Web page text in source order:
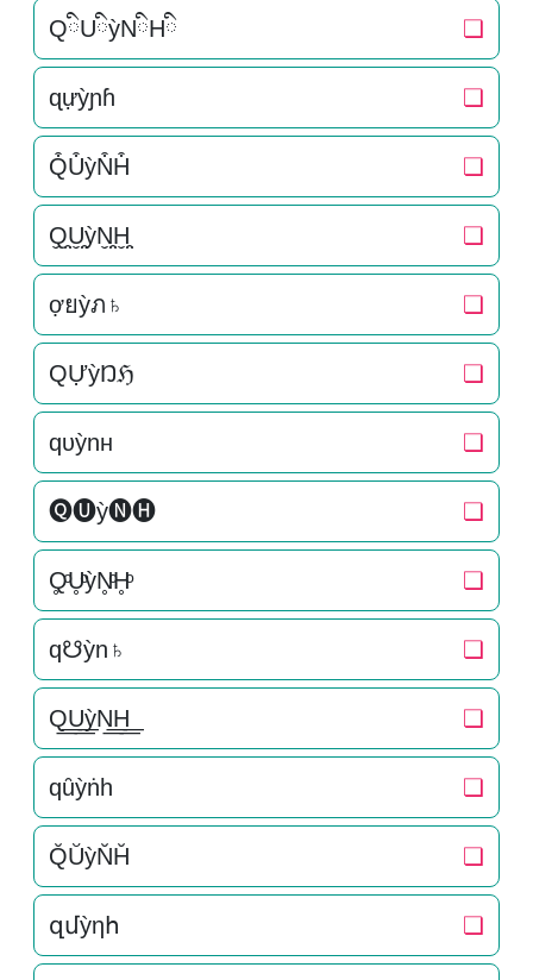
QིUིỳNིHི ❏
ɋựỳɲɦ ❏
Q͒U͒ỳN͒H͒ ❏
Q̬̤̯U̬̤̯ỳN̬̤̯H̬̤̯ ❏
ợยỳภ♄ ❏
QỰỳŊℌ ❏
qυỳnн ❏
🅠🅤ỳ🅝🅗 ❏
Q̥ͦU̥ͦỳN̥ͦH̥ͦ ❏
q☋ỳn♄ ❏
Q͟͟U͟͟ỳN͟͟H͟͟ ❏
qȗỳṅһ ❏
Q̆ŬỳN̆H̆ ❏
զմỳηհ ❏